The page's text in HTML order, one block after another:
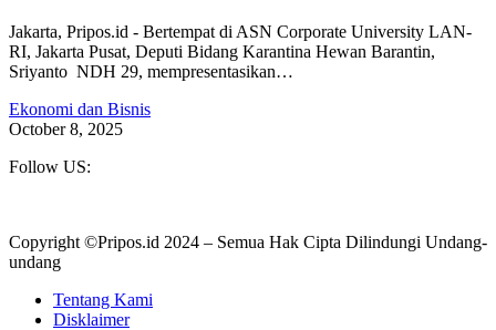
Jakarta, Pripos.id - Bertempat di ASN Corporate University LAN-
RI, Jakarta Pusat, Deputi Bidang Karantina Hewan Barantin,
Sriyanto NDH 29, mempresentasikan…
Ekonomi dan Bisnis
October 8, 2025
Follow US:
Copyright ©Pripos.id 2024 – Semua Hak Cipta Dilindungi Undang-
undang
Tentang Kami
Disklaimer